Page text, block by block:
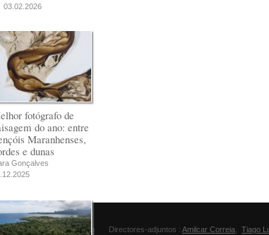
03.02.2026
fotógrafo de
do ano: entre
Maranhenses,
e dunas
Gonçalves
Director:Manuel Carvalho Directores-adjuntos : Amilcar Correia
Tiago